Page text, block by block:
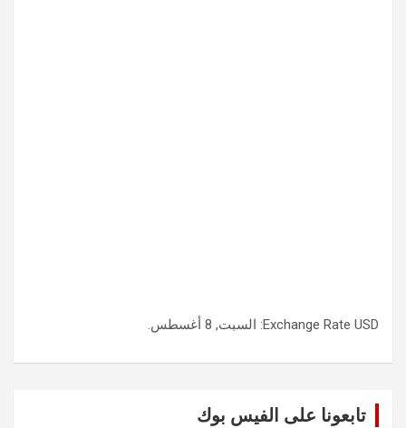
Exchange Rate USD : السبت, 8 أغسطس.
تابعونا على الفيس بوك